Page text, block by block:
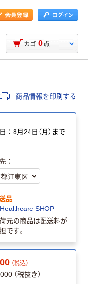
カゴ 0 点
商品情報を印刷する
：8月24日（月）まで
：
品
SHOP
元の商品は配送料が
です。
（税込）
（税抜き）